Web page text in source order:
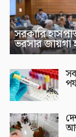
সরকারি
ভরসার জায়গা